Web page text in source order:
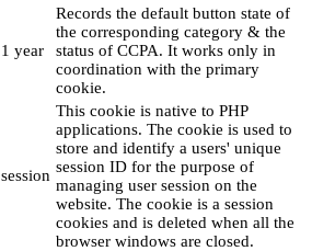
1 year
Records the default button state of
the corresponding category & the
status of CCPA. It works only in
coordination with the primary
cookie.
session
This cookie is native to PHP
applications. The cookie is used to
store and identify a users' unique
session ID for the purpose of
managing user session on the
website. The cookie is a session
cookies and is deleted when all the
browser windows are closed.